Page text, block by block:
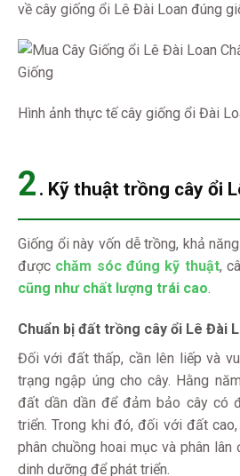
về cây giống ổi Lê Đài Loan đúng
Hình ảnh thực tế cây giống ổi Đài
2 . Kỹ thuật trồng cây ổi
Giống ổi này vốn dễ trồng, khả
được chăm sóc đúng kỹ thuật,
cũng như chất lượng trái cao.
Chuẩn bị đất trồng cây ổi Lê Đài
Đối với đất thấp, cần lên liếp và
trạng ngập úng cho cây. Hằng
đất dần dần để đảm bảo cây có
triển. Trong khi đó, đối với đất
phân chuồng hoai mục và phân
dinh dưỡng để phát triển.